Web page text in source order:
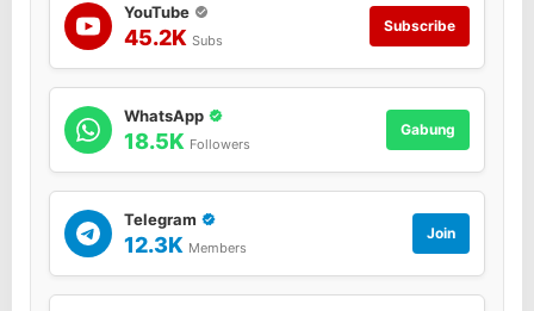
YouTube
45.2K Subs
Subscribe
WhatsApp
18.5K Followers
Gabung
Telegram
12.3K Members
Join